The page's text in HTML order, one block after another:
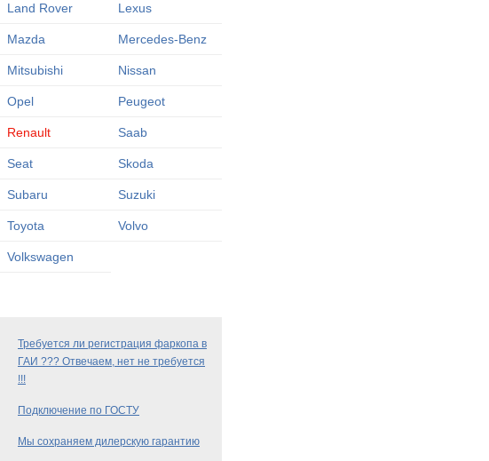
Land Rover Lexus
Mazda Mercedes-Benz
Mitsubishi Nissan
Opel Peugeot
Renault Saab
Seat Skoda
Subaru Suzuki
Toyota Volvo
Volkswagen
Требуется ли регистрация фаркопа в
ГАИ ??? Отвечаем, нет не требуется
!!!
Подключение по ГОСТУ
Мы сохраняем дилерскую гарантию